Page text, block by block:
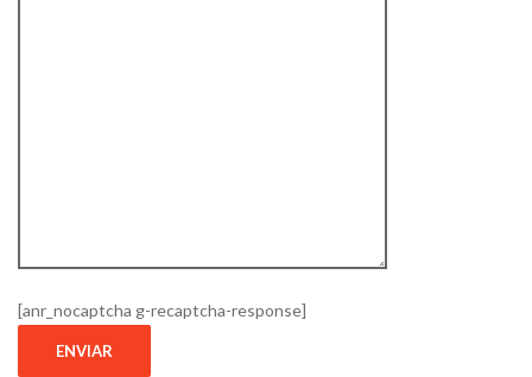
[anr_nocaptcha g-recaptcha-response]